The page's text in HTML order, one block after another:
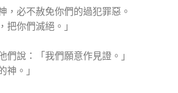
，必不赦免你們的過犯罪惡。
你們滅絕。」
說：「我們願意作見證。」
。」